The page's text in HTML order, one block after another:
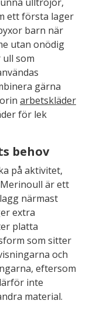
ett första lager
barn när
utan onödig
som
gärna
arbetskläder
för lek
behov
på aktivitet,
är ett
närmast
extra
platta
som sitter
och
eftersom
inte
material.